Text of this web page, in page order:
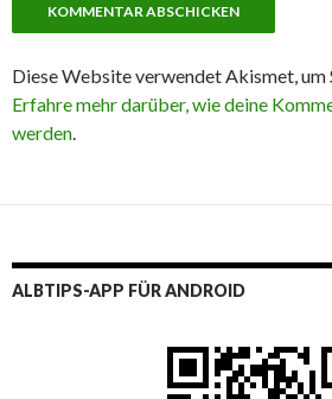
Diese Website verwendet Akismet, um
Erfahre mehr darüber, wie deine
werden.
ALBTIPS-APP FÜR ANDROID